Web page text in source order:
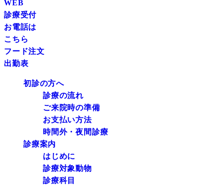
WEB
診療受付
お電話は
こちら
フード注文
出勤表
初診の方へ
診療の流れ
ご来院時の準備
お支払い方法
時間外・夜間診療
診療案内
はじめに
診療対象動物
診療科目